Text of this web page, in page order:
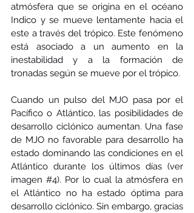
atmósfera que se origina en el océano
Indico y se mueve lentamente hacia el
este a través del trópico. Este fenómeno
está asociado a un aumento en la
inestabilidad y a la formación de
tronadas según se mueve por el trópico.
Cuando un pulso del MJO pasa por el
Pacífico o Atlántico, las posibilidades de
desarrollo ciclónico aumentan. Una fase
de MJO no favorable para desarrollo ha
estado dominando las condiciones en el
Atlántico durante los últimos días (ver
imagen #4). Por lo cual la atmósfera en
el Atlántico no ha estado óptima para
desarrollo ciclónico. Sin embargo, gracias